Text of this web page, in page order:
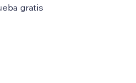
gratis